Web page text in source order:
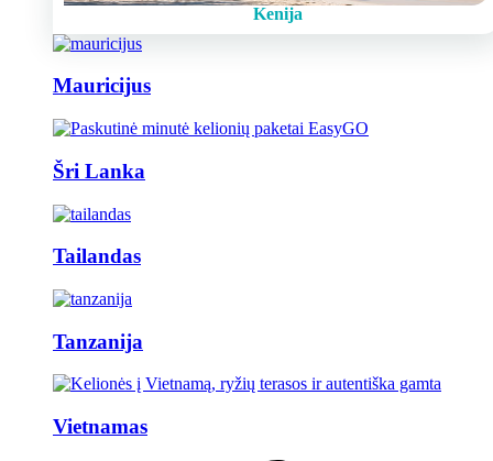
Kenija
Mauricijus
Šri Lanka
Tailandas
Tanzanija
Vietnamas